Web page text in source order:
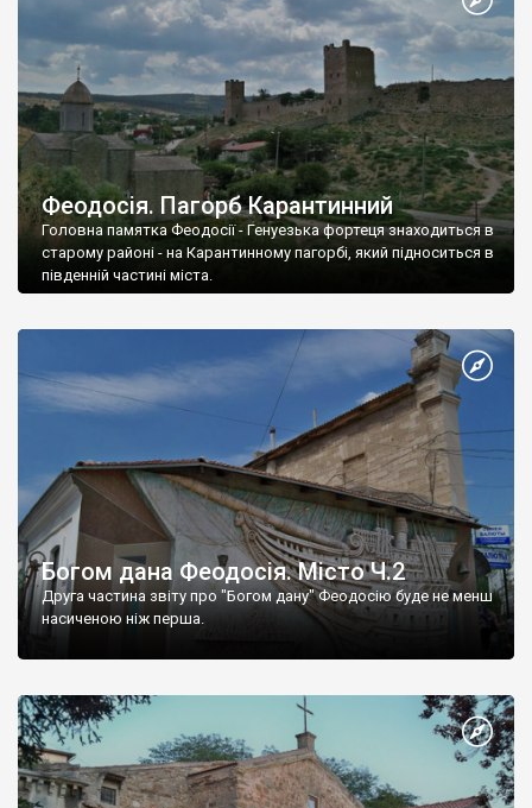
Феодосія. Пагорб Карантинний
Головна памятка Феодосії - Генуезька фортеця знаходиться в
старому районі - на Карантинному пагорбі, який підноситься в
південній частині міста.
Богом дана Феодосія. Місто Ч.2
Друга частина звіту про "Богом дану" Феодосію буде не менш
насиченою ніж перша.